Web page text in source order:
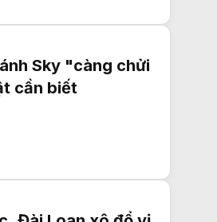
Sky "càng chửi
cần biết